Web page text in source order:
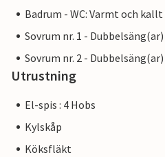
Badrum - WC: Varmt och
Sovrum nr. 1 -
Sovrum nr. 2 -
Utrustning
El-spis : 4 Hobs
Kylskåp
Köksfläkt